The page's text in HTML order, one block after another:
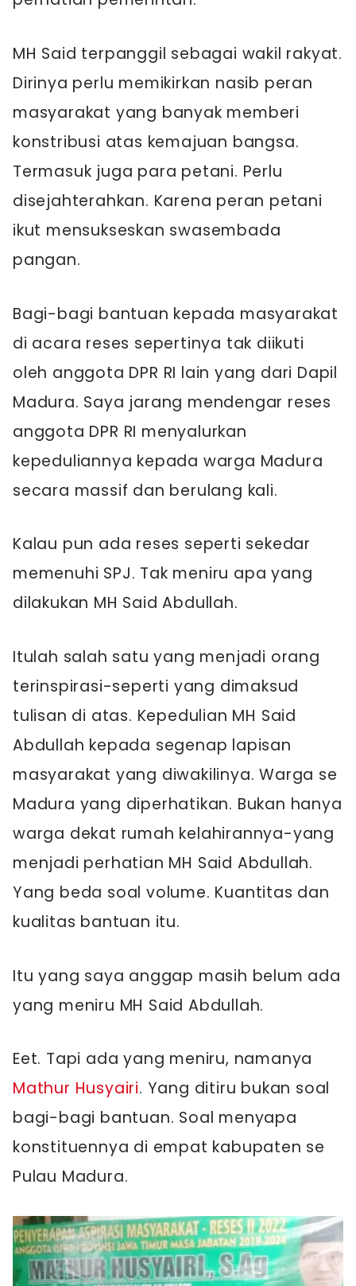
MH Said terpanggil sebagai wakil rakyat.
Dirinya perlu memikirkan nasib peran
masyarakat yang banyak memberi
konstribusi atas kemajuan bangsa.
Termasuk juga para petani. Perlu
disejahterahkan. Karena peran petani
ikut mensukseskan swasembada
pangan.
Bagi-bagi bantuan kepada masyarakat
di acara reses sepertinya tak diikuti
oleh anggota DPR RI lain yang dari Dapil
Madura. Saya jarang mendengar reses
anggota DPR RI menyalurkan
kepeduliannya kepada warga Madura
secara massif dan berulang kali.
Kalau pun ada reses seperti sekedar
memenuhi SPJ. Tak meniru apa yang
dilakukan MH Said Abdullah.
Itulah salah satu yang menjadi orang
terinspirasi-seperti yang dimaksud
tulisan di atas. Kepedulian MH Said
Abdullah kepada segenap lapisan
masyarakat yang diwakilinya. Warga se
Madura yang diperhatikan. Bukan hanya
warga dekat rumah kelahirannya-yang
menjadi perhatian MH Said Abdullah.
Yang beda soal volume. Kuantitas dan
kualitas bantuan itu.
Itu yang saya anggap masih belum ada
yang meniru MH Said Abdullah.
Eet. Tapi ada yang meniru, namanya
Mathur Husyairi. Yang ditiru bukan soal
bagi-bagi bantuan. Soal menyapa
konstituennya di empat kabupaten se
Pulau Madura.